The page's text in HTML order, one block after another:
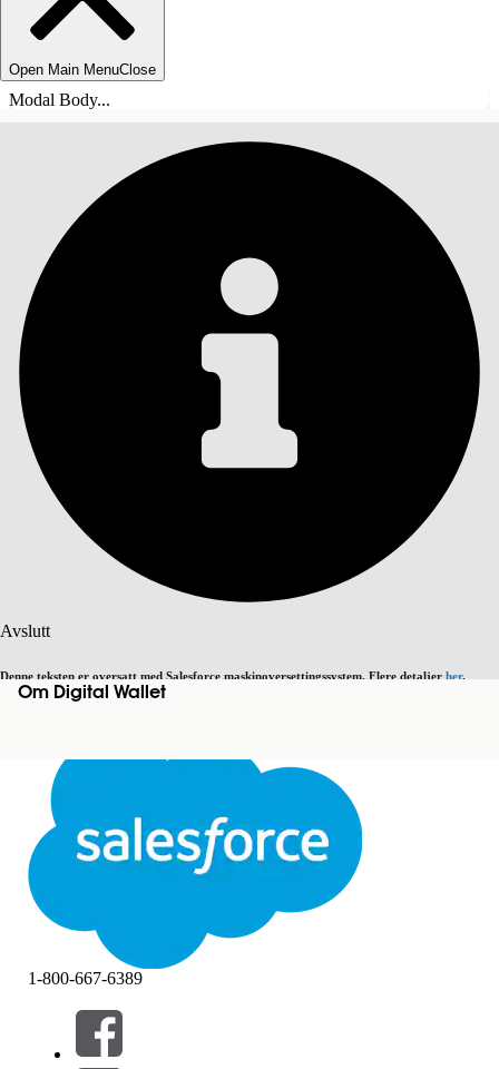
Open Main MenuClose
Modal Body...
Avslutt
Denne teksten er oversatt med Salesforce maskinoversettingssystem. Flere detaljer her.
Bytt til engelsk Ikke nå
Avslutt Avslutt
Om Digital Wallet
Vis innholdsfortegnelse
Filtre (0)
VELG FILTRE
1-800-667-6389